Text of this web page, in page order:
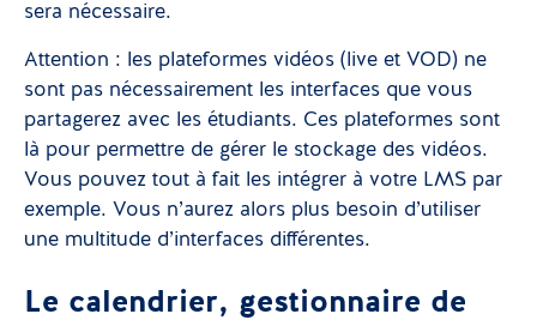
sera nécessaire.
Attention : les plateformes vidéos (live et VOD) ne
sont pas nécessairement les interfaces que vous
partagerez avec les étudiants. Ces plateformes sont
là pour permettre de gérer le stockage des vidéos.
Vous pouvez tout à fait les intégrer à votre LMS par
exemple. Vous n’aurez alors plus besoin d’utiliser
une multitude d’interfaces différentes.
Le calendrier, gestionnaire de